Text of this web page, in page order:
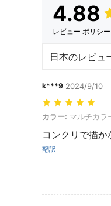
4.88
レビュー ポリシー
日本のレビュ
k***9 2024/9/10
カラー: マルチカラ
カラー: マルチカラ
コンクリで描
翻訳